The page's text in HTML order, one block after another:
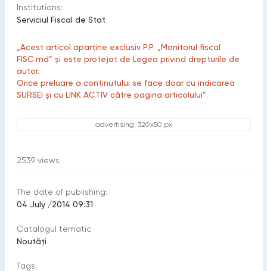
Institutions:
Serviciul Fiscal de Stat
„Acest articol aparține exclusiv P.P. „Monitorul fiscal
FISC.md” și este protejat de Legea privind drepturile de
autor.
Orice preluare a conținutului se face doar cu indicarea
SURSEI și cu LINK ACTIV către pagina articolului”.
advertising: 320x50 px
2539 views
The date of publishing:
04 July /2014 09:31
Catalogul tematic
Noutăți
Tags: